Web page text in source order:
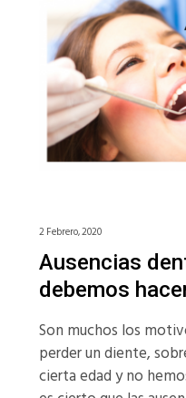
2 Febrero, 2020
Ausencias
debemos
Son muchos los
perder un diente,
cierta edad y no